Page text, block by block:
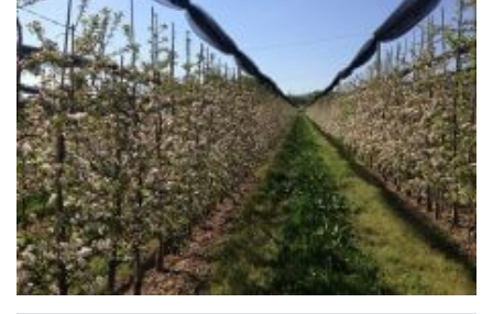
ZA ULAGANJA U INFRASTRUKTURU
VEZANO UZ RAZVOJ, MODERNIZACIJU I
PRILAGODBU POLJOPRIVREDE I
ŠUMARSTVA«, TIPA OPERACIJE 4.3.3.
»ULAGANJE U ŠUMSKU
INFRASTRUKTURU« IZ PROGRAMA
RURALNOG RAZVOJA REPUBLIKE
HRVATSKE ZA RAZDOBLJE 2014. – 2020.
NN 77/2017